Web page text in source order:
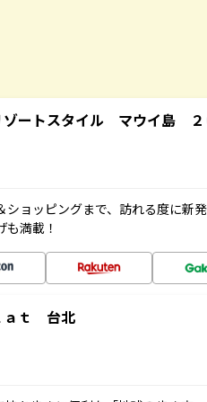
ートスタイル マウイ島 ２
ョッピングまで、訪れる度に新
満載！
ａｔ 台北